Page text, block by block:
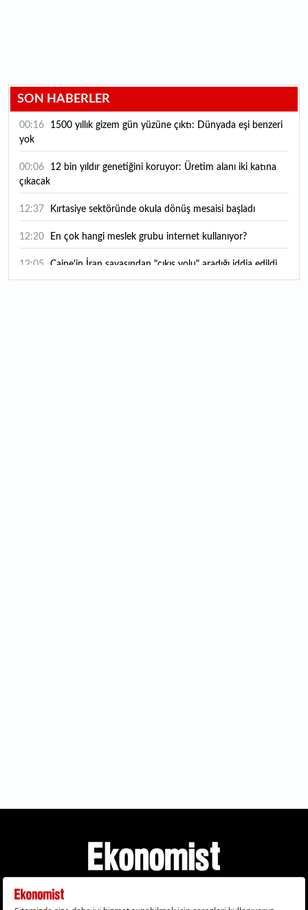
SON HABERLER
00:16
yok
00:06
çıkacak
12:37 Kırtasiye sektöründe okula dönüş mesaisi başladı
12:20 En çok hangi meslek grubu internet kullanıyor?
12:05 Caine'in İran savaşından "çıkış yolu" aradığı iddia edildi